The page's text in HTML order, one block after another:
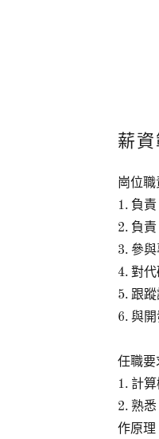
薪
崗位職
1. 負
2. 負
3. 參
4. 對
5. 跟
6. 與
任職要
1. 計
2. 熟
作原理